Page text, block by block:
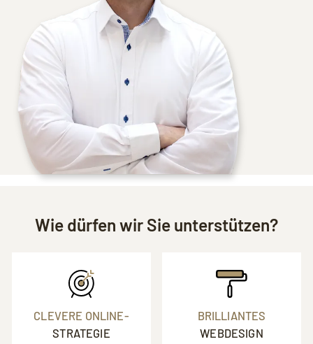
Wie dürfen wir Sie unterstützen?
CLEVERE ONLINE-
STRATEGIE
BRILLIANTES
WEBDESIGN